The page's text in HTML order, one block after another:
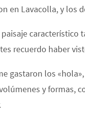
en Lavacolla, y los
característico
recuerdo haber
gastaron los
y formas,